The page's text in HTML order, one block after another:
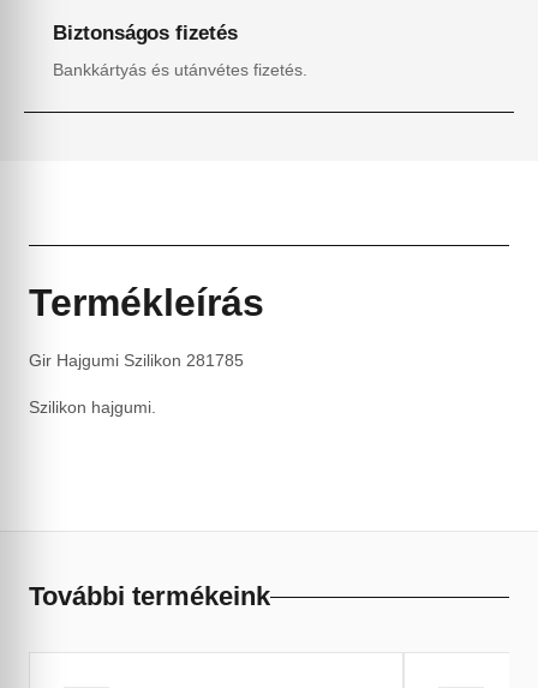
Biztonságos fizetés
Bankkártyás és utánvétes fizetés.
Termékleírás
Gir Hajgumi Szilikon 281785
Szilikon hajgumi.
További termékeink